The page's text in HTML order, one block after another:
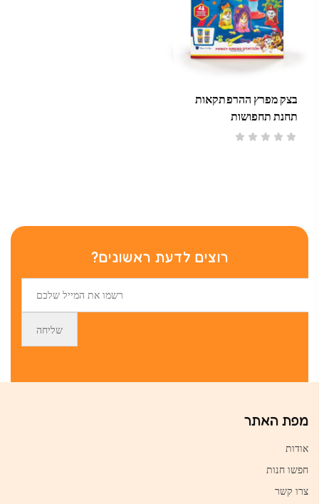
בצק מפרץ ההרפתקאות
תחנת תחפושות
רוצים לדעת ראשונים?
מפת האתר
אודות
חפשו חנות
צרו קשר